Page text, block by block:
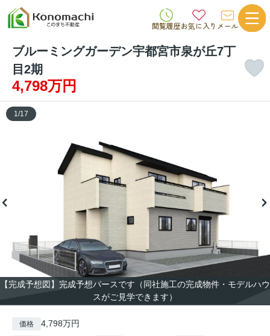
閲覧履歴お気に入り メール
ブルーミングガーデン宇都宮市泉が丘7丁
目2期
4,798万円
【完成予想図】完成予想パースです（同社施工の完成物件・モデルハウ
スがご見学できます）
1 /17
価格 4,798万円